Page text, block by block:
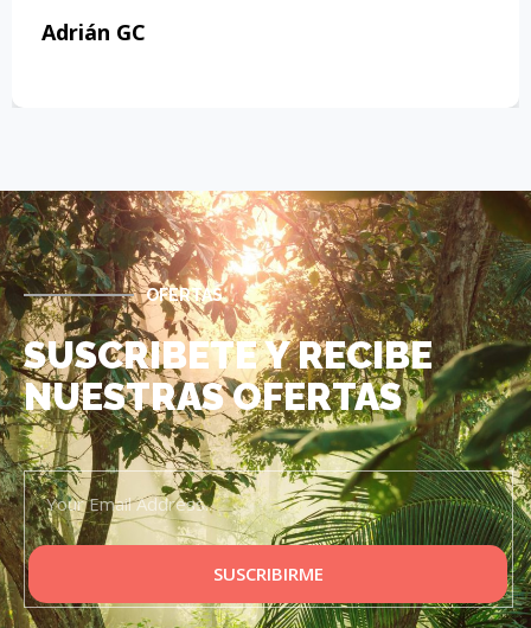
OFERTAS
SUSCRIBETE Y RECIBE
NUESTRAS OFERTAS
SUSCRIBIRME